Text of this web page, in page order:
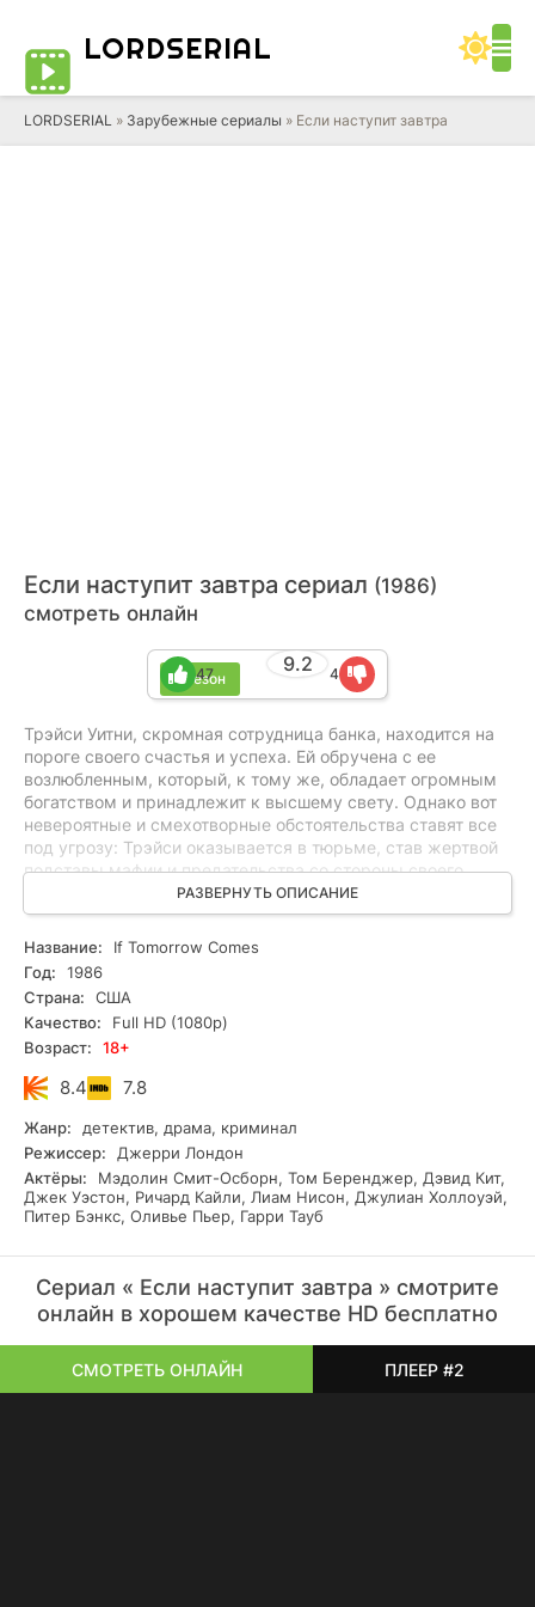
LORDSERIAL
LORDSERIAL » Зарубежные сериалы » Если наступит завтра
Если наступит завтра сериал (1986)
смотреть онлайн
1 сезон
9.2
47 4
Трэйси Уитни, скромная сотрудница банка, находится на
пороге своего счастья и успеха. Ей обручена с ее
возлюбленным, который, к тому же, обладает огромным
богатством и принадлежит к высшему свету. Однако вот
невероятные и смехотворные обстоятельства ставят все
под угрозу: Трэйси оказывается в тюрьме, став жертвой
подставы мафии и предательства со стороны своего
возлюбленного. Но сломить ее так просто не удастся: она
использует всю свою непоколебимую волю, остроумие и
неотразимое женское обаяние, чтобы взять реванш.
РАЗВЕРНУТЬ ОПИСАНИЕ
Название:
If Tomorrow Comes
Год:
1986
Страна:
США
Качество:
Full HD (1080p)
Возраст:
18+
8.4 7.8
Жанр:
детектив, драма, криминал
Режиссер:
Джерри Лондон
Актёры:
Мэдолин Смит-Осборн, Том Беренджер, Дэвид Кит,
Джек Уэстон, Ричард Кайли, Лиам Нисон, Джулиан Холлоуэй,
Питер Бэнкс, Оливье Пьер, Гарри Тауб
Сериал « Если наступит завтра » смотрите
онлайн в хорошем качестве HD бесплатно
СМОТРЕТЬ ОНЛАЙН ПЛЕЕР #2